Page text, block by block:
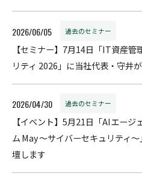
2026/06/05 過去のセミナー
【セミナー】7月14日「IT資産
リティ 2026」に当社代表・守井
2026/04/30 過去のセミナー
【イベント】5月21日「AIエー
ム May ～サイバーセキュリティ
壇します